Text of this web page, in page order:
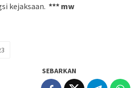
kejaksaan. *** mw
SEBARKAN